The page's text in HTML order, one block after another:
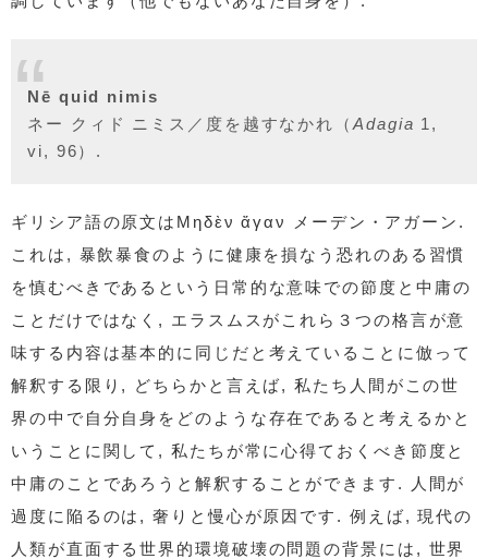
Nē quid nimis
ネー クィド ニミス／度を越すなかれ（Adagia 1,
vi, 96）.
ギリシア語の原文はΜηδὲν ἄγαν メーデン・アガーン.
これは, 暴飲暴食のように健康を損なう恐れのある習慣
を慎むべきであるという日常的な意味での節度と中庸の
ことだけではなく, エラスムスがこれら３つの格言が意
味する内容は基本的に同じだと考えていることに倣って
解釈する限り, どちらかと言えば, 私たち人間がこの世
界の中で自分自身をどのような存在であると考えるかと
いうことに関して, 私たちが常に心得ておくべき節度と
中庸のことであろうと解釈することができます. 人間が
過度に陥るのは, 奢りと慢心が原因です. 例えば, 現代の
人類が直面する世界的環境破壊の問題の背景には, 世界